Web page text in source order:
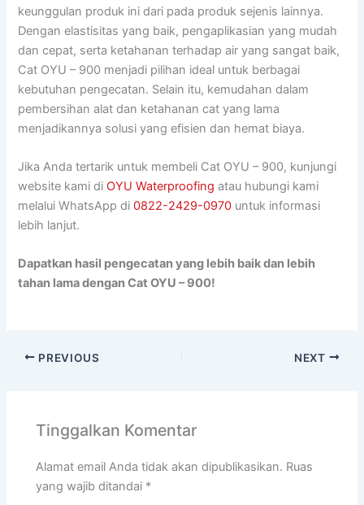
keunggulan produk ini dari pada produk sejenis lainnya.
Dengan elastisitas yang baik, pengaplikasian yang mudah
dan cepat, serta ketahanan terhadap air yang sangat baik,
Cat OYU – 900 menjadi pilihan ideal untuk berbagai
kebutuhan pengecatan. Selain itu, kemudahan dalam
pembersihan alat dan ketahanan cat yang lama
menjadikannya solusi yang efisien dan hemat biaya.
Jika Anda tertarik untuk membeli Cat OYU – 900, kunjungi
website kami di OYU Waterproofing atau hubungi kami
melalui WhatsApp di0822-2429-0970 untuk informasi
lebih lanjut.
Dapatkan hasil pengecatan yang lebih baik dan lebih
tahan lama dengan Cat OYU – 900!
PREVIOUS NEXT
Tinggalkan Komentar
Alamat email Anda tidak akan dipublikasikan. Ruas
yang wajib ditandai *